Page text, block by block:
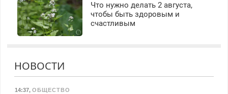
Что нужно делать 2 августа,
чтобы быть здоровым и
счастливым
НОВОСТИ
14:37, ОБЩЕСТВО